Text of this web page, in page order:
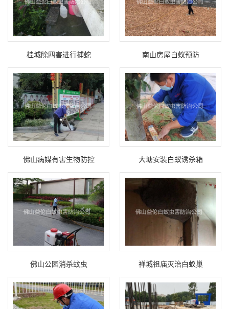
桂城除四害进行捕蛇 南山房屋白蚁预防
佛山病媒有害生物防控 大塘安装白蚁诱杀箱
佛山公园消杀蚊虫 禅城祖庙灭治白蚁巢